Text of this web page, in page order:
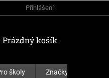
Přihlášení
NÁKUPNÍ
Prázdný košík
školy Značky